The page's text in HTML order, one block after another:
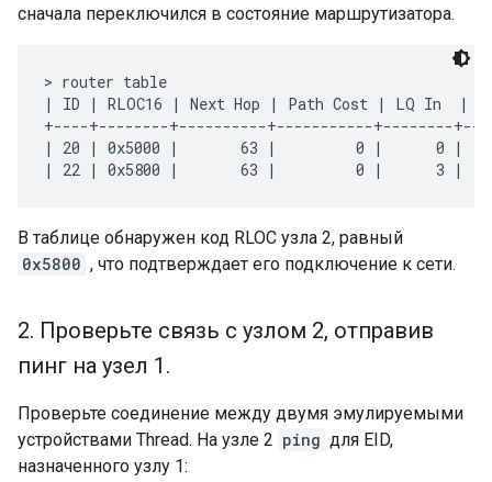
сначала переключился в состояние маршрутизатора.
> router table
| ID | RLOC16 | Next Hop | Path Cost | LQ In  |
+----+--------+----------+-----------+--------
| 20 | 0x5000 |       63 |         0 |      0 |     0
В таблице обнаружен код RLOC узла 2, равный
0x5800 , что подтверждает его подключение к сети.
2. Проверьте связь с узлом 2, отправив
пинг на узел 1 .
Проверьте соединение между двумя эмулируемыми
устройствами Thread. На узле 2 ping для EID,
назначенного узлу 1: